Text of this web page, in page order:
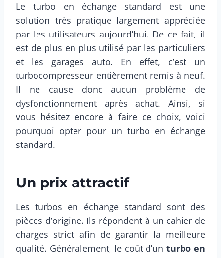
Le turbo en échange standard est une
solution très pratique largement appréciée
par les utilisateurs aujourd’hui. De ce fait, il
est de plus en plus utilisé par les particuliers
et les garages auto. En effet, c’est un
turbocompresseur entièrement remis à neuf.
Il ne cause donc aucun problème de
dysfonctionnement après achat. Ainsi, si
vous hésitez encore à faire ce choix, voici
pourquoi opter pour un turbo en échange
standard.
Un prix attractif
Les turbos en échange standard sont des
pièces d’origine. Ils répondent à un cahier de
charges strict afin de garantir la meilleure
qualité. Généralement, le coût d’unturbo en